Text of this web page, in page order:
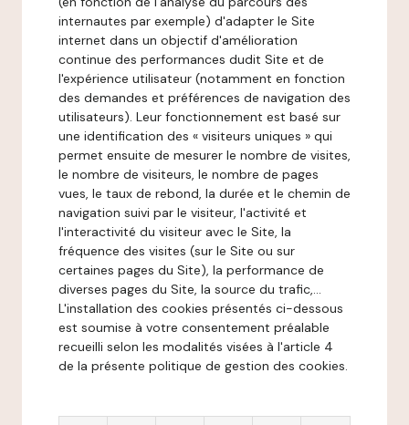
internautes par exemple) d'adapter le Site
internet dans un objectif d'amélioration
continue des performances dudit Site et de
l'expérience utilisateur (notamment en fonction
des demandes et préférences de navigation des
utilisateurs). Leur fonctionnement est basé sur
une identification des « visiteurs uniques » qui
permet ensuite de mesurer le nombre de visites,
le nombre de visiteurs, le nombre de pages
vues, le taux de rebond, la durée et le chemin de
navigation suivi par le visiteur, l'activité et
l'interactivité du visiteur avec le Site, la
fréquence des visites (sur le Site ou sur
certaines pages du Site), la performance de
diverses pages du Site, la source du trafic,...
L'installation des cookies présentés ci-dessous
est soumise à votre consentement préalable
recueilli selon les modalités visées à l'article 4
de la présente politique de gestion des cookies.